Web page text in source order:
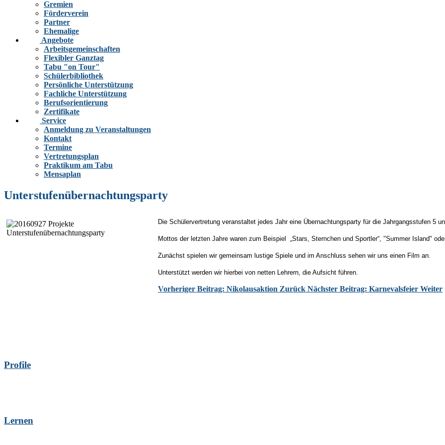
Gremien
Förderverein
Partner
Ehemalige
Angebote
Arbeitsgemeinschaften
Flexibler Ganztag
Tabu "on Tour"
Schülerbibliothek
Persönliche Unterstützung
Fachliche Unterstützung
Berufsorientierung
Zertifikate
Service
Anmeldung zu Veranstaltungen
Kontakt
Termine
Vertretungsplan
Praktikum am Tabu
Mensaplan
Unterstufenübernachtungsparty
Die Schülervertretung veranstaltet jedes Jahr eine Übernachtungsparty für die Jahrgangsstufen 5
Mottos der letzten Jahre waren zum Beispiel „Stars, Sternchen und Sportler“, "Summer Island"
Zunächst spielen wir gemeinsam lustige Spiele und im Anschluss sehen wir uns einen Film an.
Unterstützt werden wir hierbei von netten Lehrern, die Aufsicht führen.
Vorheriger Beitrag: Nikolausaktion Zurück Nächster Beitrag: Karnevalsfeier Weiter
Profile
Lernen